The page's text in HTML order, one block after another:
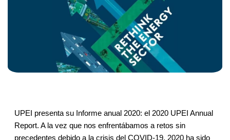
UPEI presenta su Informe anual 2020: el 2020 UPEI Annual
Report. A la vez que nos enfrentábamos a retos sin
precedentes debido a la crisis del COVID-19, 2020 ha sido